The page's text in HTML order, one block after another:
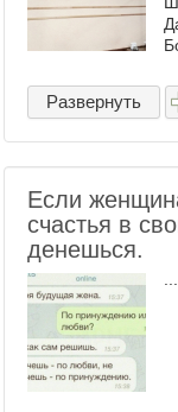
Развернуть
Если
счастья в
денешься.